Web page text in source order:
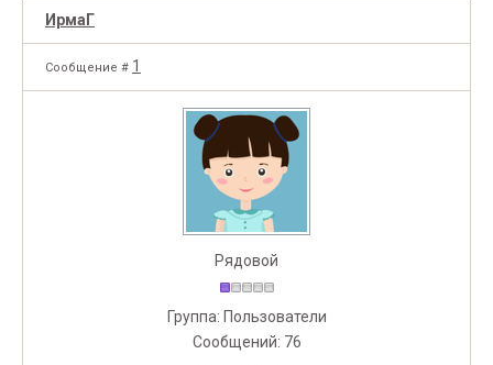
ИрмаГ
Сообщение # 1
Рядовой
Группа: Пользователи
Сообщений: 76